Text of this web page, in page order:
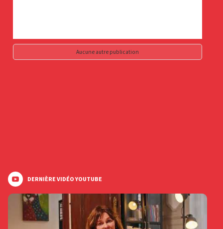
Aucune autre publication
DERNIÈRE VIDÉO YOUTUBE